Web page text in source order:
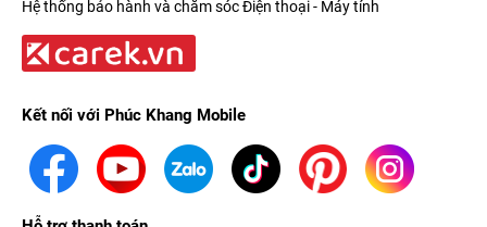
Hệ thống bảo hành và chăm sóc Điện thoại - Máy tính
Kết nối với Phúc Khang Mobile